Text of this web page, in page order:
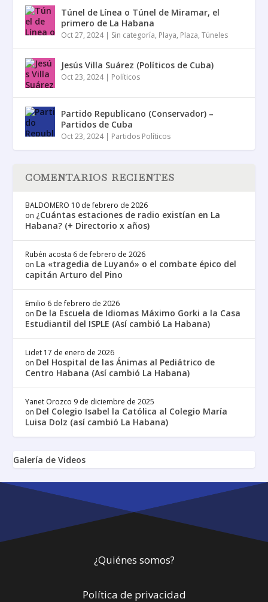
Túnel de Línea o Túnel de Miramar, el
primero de La Habana
Oct 27, 2024| Sin categoría, Playa, Plaza,Túneles
Jesús Villa Suárez (Políticos de Cuba)
Oct 23, 2024| Políticos
Partido Republicano (Conservador) –
Partidos de Cuba
Oct 23, 2024| Partidos Políticos
COMENTARIOS RECIENTES
BALDOMERO 10 de febrero de 2026
on ¿Cuántas estaciones de radio existían en La
Habana? (+ Directorio x años)
Rubén acosta 6 de febrero de 2026
on La «tragedia de Luyanó» o el combate épico del
capitán Arturo del Pino
Emilio 6 de febrero de 2026
on De la Escuela de Idiomas Máximo Gorki a la Casa
Estudiantil del ISPLE (Así cambió La Habana)
Lidet 17 de enero de 2026
on Del Hospital de las Ánimas al Pediátrico de
Centro Habana (Así cambió La Habana)
Yanet Orozco 9 de diciembre de 2025
on Del Colegio Isabel la Católica al Colegio María
Luisa Dolz (así cambió La Habana)
Galería de Videos
¿Quiénes somos?
Política de privacidad